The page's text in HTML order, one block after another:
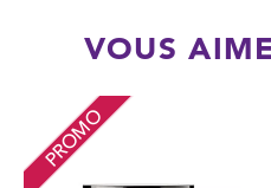
VOUS
PROMO